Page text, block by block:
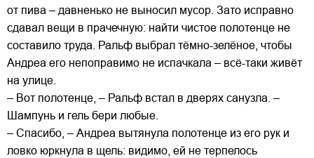
от пива – давненько не выносил мусор. Зато исправно
сдавал вещи в прачечную: найти чистое полотенце не
составило труда. Ральф выбрал тёмно-зелёное, чтобы
Андреа его непоправимо не испачкала – всё-таки живёт
на улице.
– Вот полотенце, – Ральф встал в дверях санузла. –
Шампунь и гель бери любые.
– Спасибо, – Андреа вытянула полотенце из его рук и
ловко юркнула в щель: видимо, ей не терпелось